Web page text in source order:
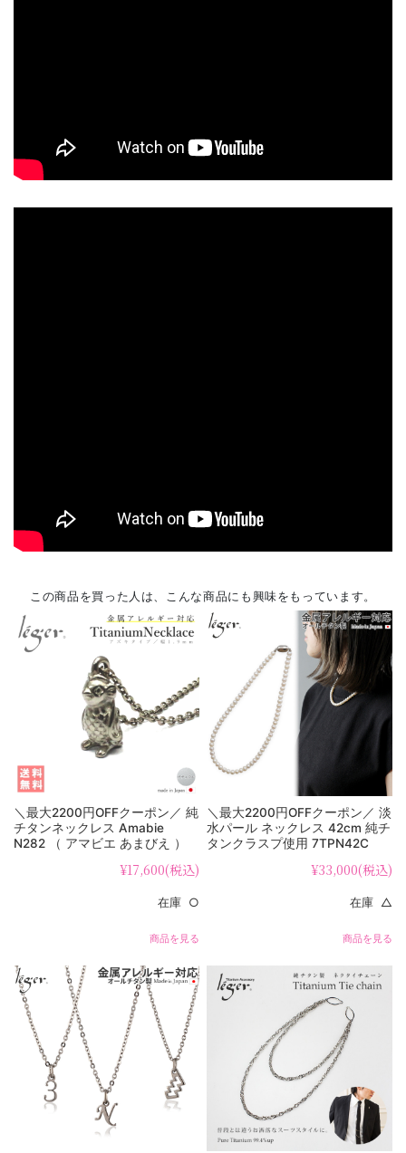
この商品を買った人は、こんな商品にも興味をもっています。
＼最大2200円OFFクーポン／ 純
チタンネックレス Amabie
N282 （ アマビエ あまびえ ）
¥17,600(税込)
在庫 ○
商品を見る
＼最大2200円OFFクーポン／ 淡
水パール ネックレス 42cm 純チ
タンクラスプ使用 7TPN42C
¥33,000(税込)
在庫 △
商品を見る